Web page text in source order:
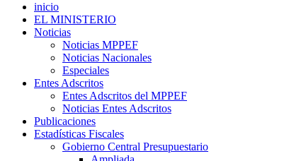
inicio
EL MINISTERIO
Noticias
Noticias MPPEF
Noticias Nacionales
Especiales
Entes Adscritos
Entes Adscritos del MPPEF
Noticias Entes Adscritos
Publicaciones
Estadísticas Fiscales
Gobierno Central Presupuestario